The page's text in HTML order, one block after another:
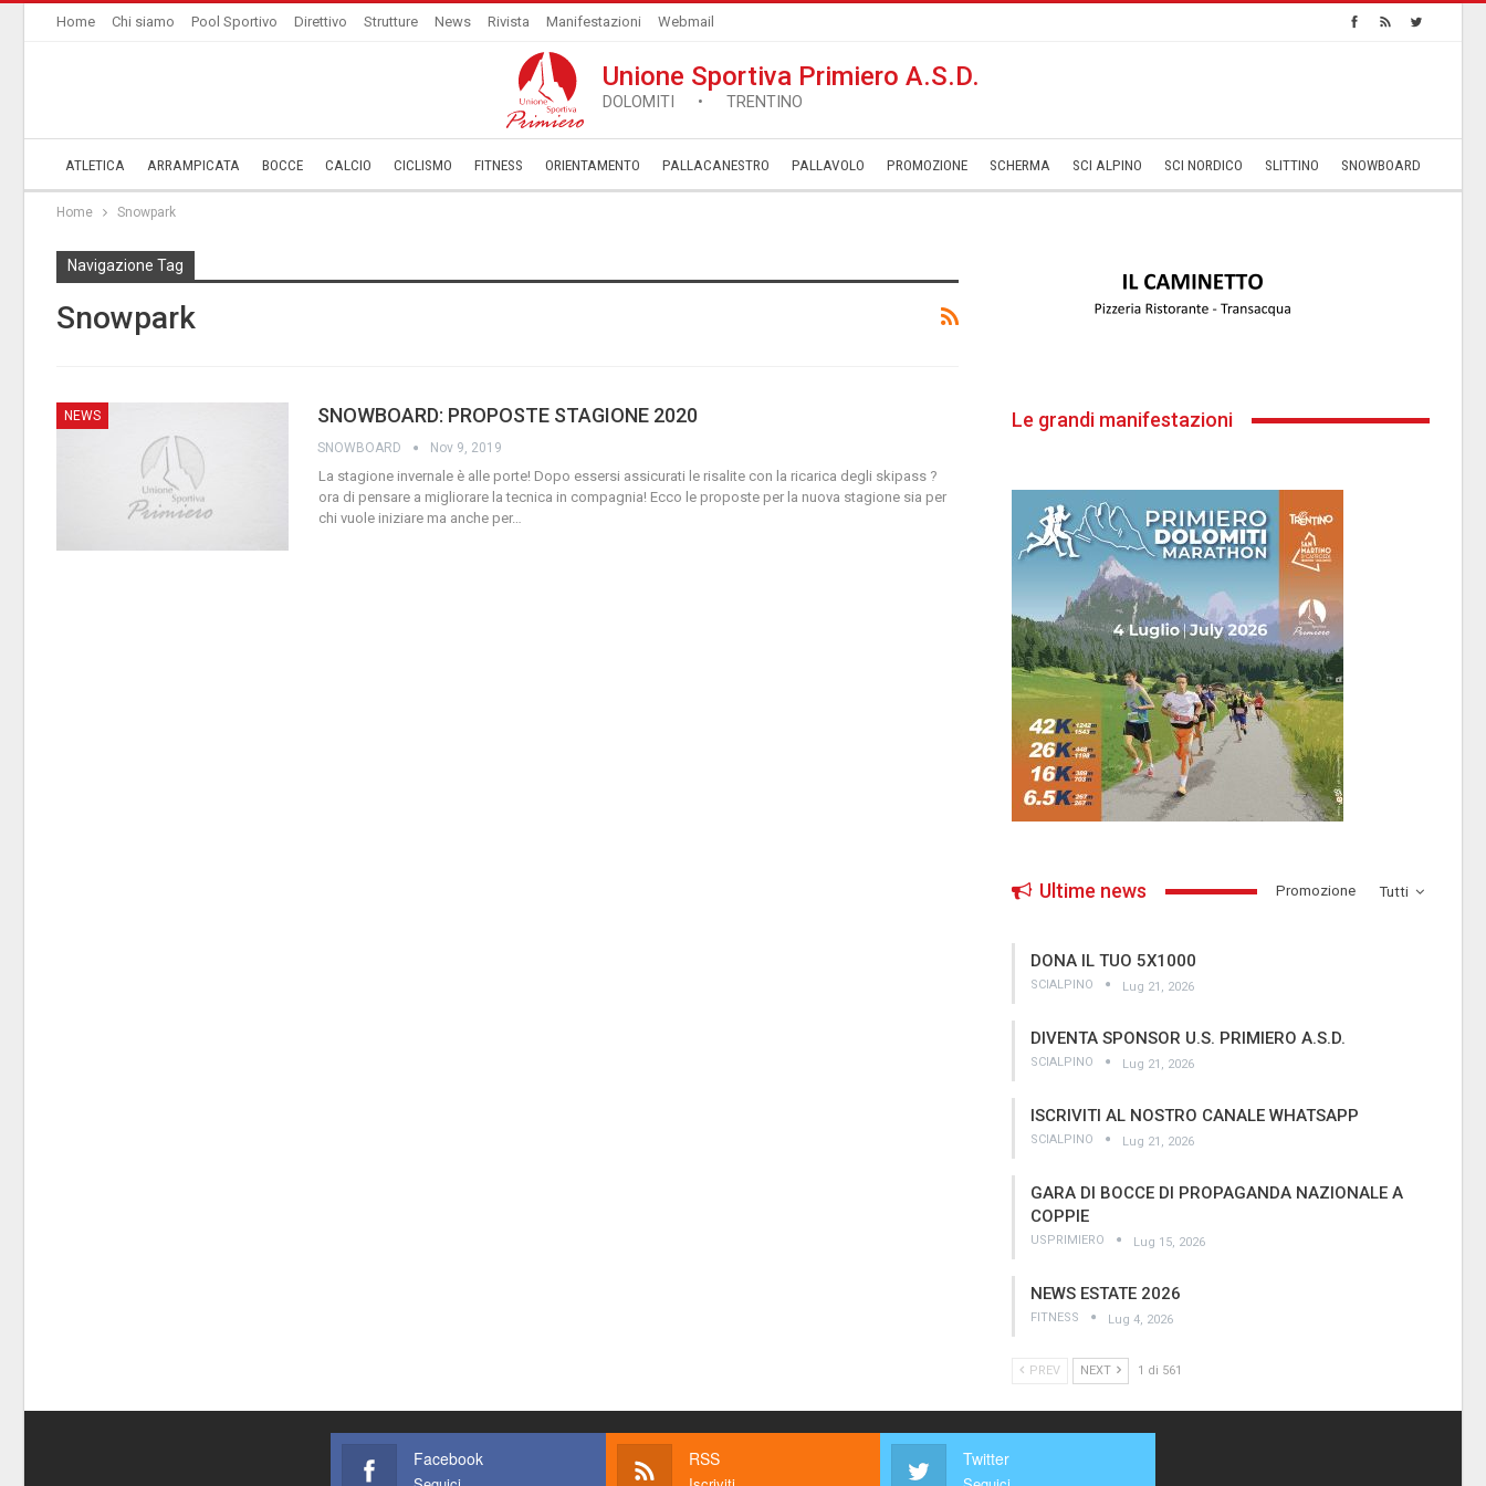
Home Chi siamo Pool Sportivo Direttivo Strutture News Rivista Manifestazioni Webmail
Unione Sportiva Primiero A.S.D.
DOLOMITI • TRENTINO
ATLETICA ARRAMPICATA BOCCE CALCIO CICLISMO FITNESS ORIENTAMENTO PALLACANESTRO PALLAVOLO ­PROMOZIONE SCHERMA SCI ALPINO SCI NORDICO SLITTINO SNOWBOARD
Home Snowpark
Navigazione Tag
Snowpark
NEWS SNOWBOARD: PROPOSTE STAGIONE 2020
SNOWBOARD Nov 9, 2019
La stagione invernale è alle porte! Dopo essersi assicurati le risalite con la ricarica degli skipass ?
ora di pensare a migliorare la tecnica in compagnia! Ecco le proposte per la nuova stagione sia per
chi vuole iniziare ma anche per…
Le grandi manifestazioni
Tutti
Ultime news ­Promozione
DONA IL TUO 5X1000
SCIALPINO Lug 21, 2026
DIVENTA SPONSOR U.S. PRIMIERO A.S.D.
SCIALPINO Lug 21, 2026
ISCRIVITI AL NOSTRO CANALE WHATSAPP
SCIALPINO Lug 21, 2026
GARA DI BOCCE DI PROPAGANDA NAZIONALE A
COPPIE
USPRIMIERO Lug 15, 2026
NEWS ESTATE 2026
FITNESS Lug 4, 2026
PREV NEXT 1 di 561
Facebook RSS Twitter